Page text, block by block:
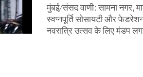
मुंबई/संसद वाणी: सामना नगर,
स्वप्नपूर्ति सोसायटी और
नवरात्रि उत्सव के लिए मंडप